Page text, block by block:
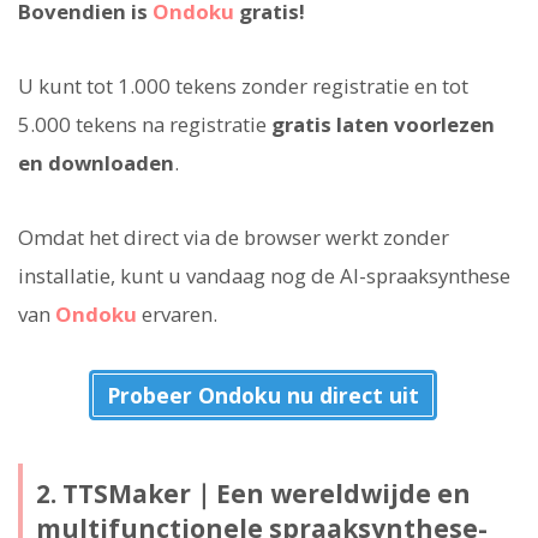
Bovendien is Ondoku gratis!
U kunt tot 1.000 tekens zonder registratie en tot
5.000 tekens na registratie gratis laten voorlezen
en downloaden.
Omdat het direct via de browser werkt zonder
installatie, kunt u vandaag nog de AI-spraaksynthese
van Ondoku ervaren.
Probeer Ondoku nu direct uit
2. TTSMaker｜Een wereldwijde en
multifunctionele spraaksynthese-